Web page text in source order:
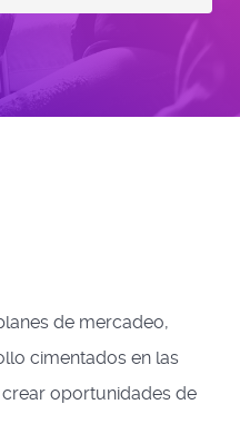
de mercadeo,
cimentados en las
oportunidades de